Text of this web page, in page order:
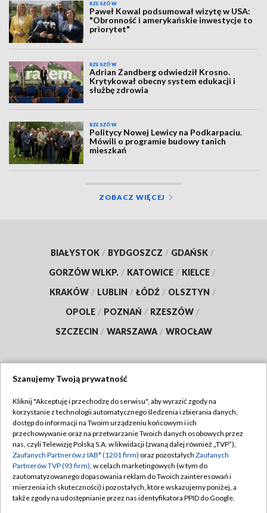
RZESZÓW
Paweł Kowal podsumował wizytę w USA:
"Obronność i amerykańskie inwestycje to
priorytet"
RZESZÓW
Adrian Zandberg odwiedził Krosno.
Krytykował obecny system edukacji i
służbę zdrowia
RZESZÓW
Politycy Nowej Lewicy na Podkarpaciu.
Mówili o programie budowy tanich
mieszkań
ZOBACZ WIĘCEJ
BIAŁYSTOK / BYDGOSZCZ / GDAŃSK /
GORZÓW WLKP. / KATOWICE / KIELCE /
KRAKÓW / LUBLIN / ŁÓDŹ / OLSZTYN /
OPOLE / POZNAŃ / RZESZÓW /
SZCZECIN / WARSZAWA / WROCŁAW
TVP
Abonament TVP
Emisja w TVP
Centrum informacji TVP
Naziemna Telewizja Cyfrowa
Regulamin TVP
Polityka prywatności
Moje zgody
Pomoc
Szanujemy Twoją prywatność
Kliknij "Akceptuję i przechodzę do serwisu", aby wyrazić zgody na
korzystanie z technologii automatycznego śledzenia i zbierania danych,
dostęp do informacji na Twoim urządzeniu końcowym i ich
przechowywanie oraz na przetwarzanie Twoich danych osobowych przez
nas, czyli Telewizję Polską S.A. w likwidacji (zwaną dalej również „TVP”),
Zaufanych Partnerów z IAB* (1201 firm) oraz pozostałych Zaufanych
Partnerów TVP (93 firm), w celach marketingowych (w tym do
zautomatyzowanego dopasowania reklam do Twoich zainteresowań i
mierzenia ich skuteczności) i pozostałych, które wskazujemy poniżej, a
także zgody na udostępnianie przez nas identyfikatora PPID do Google.